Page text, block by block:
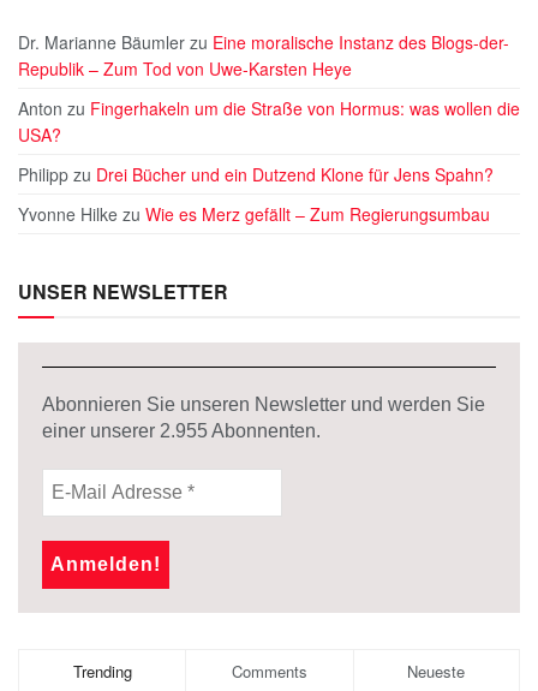
Dr. Marianne Bäumler zu Eine moralische Instanz des Blogs-der-
Republik – Zum Tod von Uwe-Karsten Heye
Anton zu Fingerhakeln um die Straße von Hormus: was wollen die
USA?
Philipp zu Drei Bücher und ein Dutzend Klone für Jens Spahn?
Yvonne Hilke zu Wie es Merz gefällt – Zum Regierungsumbau
UNSER NEWSLETTER
Abonnieren Sie unseren Newsletter und werden Sie
einer unserer 2.955Abonnenten.
Trending Comments Neueste